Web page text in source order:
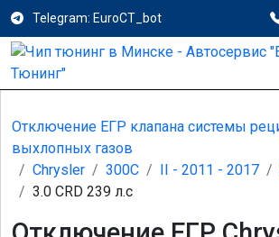
Telegram: EuroCT_bot
Отключение ЕГР клапана системы
выхлопных газов
Chrysler
300C II - 2011 - 2017
3.0 CRD 239 л.с